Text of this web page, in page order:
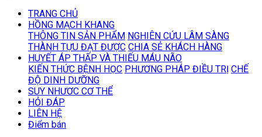
TRANG CHỦ
HỒNG MẠCH KHANG
THÔNG TIN SẢN PHẨM NGHIÊN CỨU LÂM SÀNG
THÀNH TỰU ĐẠT ĐƯỢC CHIA SẺ KHÁCH HÀNG
HUYẾT ÁP THẤP VÀ THIẾU MÁU NÃO
KIẾN THỨC BỆNH HỌC PHƯƠNG PHÁP ĐIỀU TRỊ CHẾ
ĐỘ DINH DƯỠNG
SUY NHƯƠC CƠ THỂ
HỎI ĐÁP
LIÊN HỆ
Điểm bán